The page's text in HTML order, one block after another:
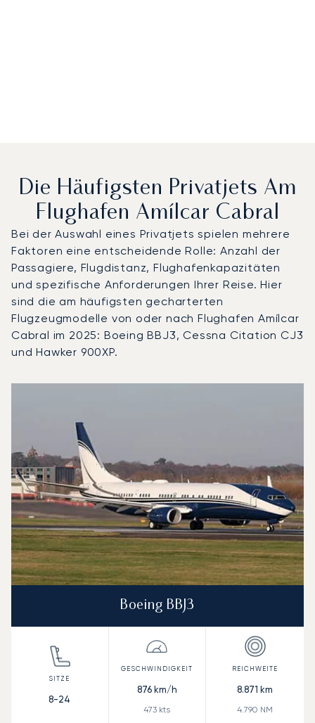
Die Häufigsten Privatjets Am
Flughafen Amílcar Cabral
Bei der Auswahl eines Privatjets spielen mehrere
Faktoren eine entscheidende Rolle: Anzahl der
Passagiere, Flugdistanz, Flughafenkapazitäten
und spezifische Anforderungen Ihrer Reise. Hier
sind die am häufigsten gecharterten
Flugzeugmodelle von oder nach Flughafen Amílcar
Cabral im 2025: Boeing BBJ3, Cessna Citation CJ3
und Hawker 900XP.
Reichweite (NM)
Boeing BBJ3
8-24
876km/h
473 kts
8.871 km
4.790 NM